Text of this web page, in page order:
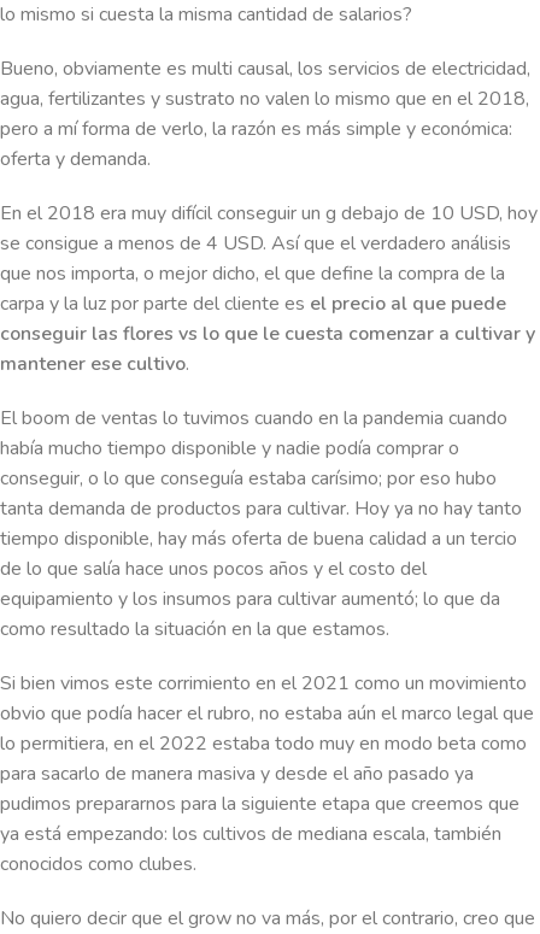
lo mismo si cuesta la misma cantidad de salarios?
Bueno, obviamente es multi causal, los servicios de electricidad,
agua, fertilizantes y sustrato no valen lo mismo que en el 2018,
pero a mí forma de verlo, la razón es más simple y económica:
oferta y demanda.
En el 2018 era muy difícil conseguir un g debajo de 10 USD, hoy
se consigue a menos de 4 USD. Así que el verdadero análisis
que nos importa, o mejor dicho, el que define la compra de la
carpa y la luz por parte del cliente es el precio al que puede
conseguir las flores vs lo que le cuesta comenzar a cultivar y
mantener ese cultivo.
El boom de ventas lo tuvimos cuando en la pandemia cuando
había mucho tiempo disponible y nadie podía comprar o
conseguir, o lo que conseguía estaba carísimo; por eso hubo
tanta demanda de productos para cultivar. Hoy ya no hay tanto
tiempo disponible, hay más oferta de buena calidad a un tercio
de lo que salía hace unos pocos años y el costo del
equipamiento y los insumos para cultivar aumentó; lo que da
como resultado la situación en la que estamos.
Si bien vimos este corrimiento en el 2021 como un movimiento
obvio que podía hacer el rubro, no estaba aún el marco legal que
lo permitiera, en el 2022 estaba todo muy en modo beta como
para sacarlo de manera masiva y desde el año pasado ya
pudimos prepararnos para la siguiente etapa que creemos que
ya está empezando: los cultivos de mediana escala, también
conocidos como clubes.
No quiero decir que el grow no va más, por el contrario, creo que